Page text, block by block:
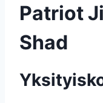
Patriot
Shad